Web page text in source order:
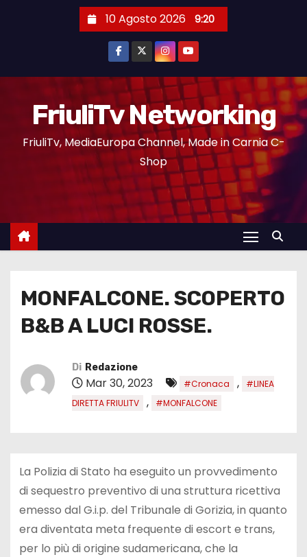
10 Agosto 2026 9:20
FriuliTv Networking
FriuliTv, MediaEuropa Channel, Made in Carnia C-
Shop
MONFALCONE. SCOPERTO
B&B A LUCI ROSSE.
Di Redazione
Mar 30, 2023 #Cronaca ,
#LINEA
DIRETTA FRIULITV
, #MONFALCONE
La Polizia di Stato ha eseguito un provvedimento
di sequestro preventivo di una struttura ricettiva
emesso dal G.i.p. del Tribunale di Gorizia, in quanto
era diventata meta frequente di escort e trans,
per lo più di origine sudamericana, che la